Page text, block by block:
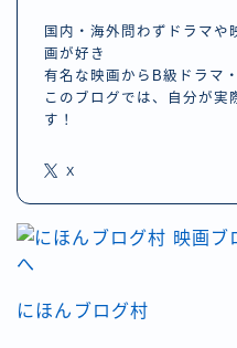
国内・海外問わずドラマや
画が好き
有名な映画からB級ドラマ
このブログでは、自分が実
す！
X
にほんブログ村